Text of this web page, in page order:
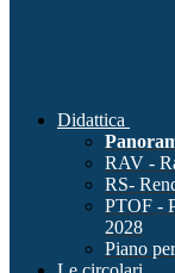
Didattica
RAV -
RS-
PTOF -
2028
Piano